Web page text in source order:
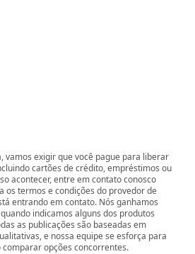
vamos exigir que você pague para liberar
cartões de crédito, empréstimos ou
acontecer, entre em contato conosco
os termos e condições do provedor de
entrando em contato. Nós ganhamos
indicamos alguns dos produtos
as publicações são baseadas em
e nossa equipe se esforça para
opções concorrentes.